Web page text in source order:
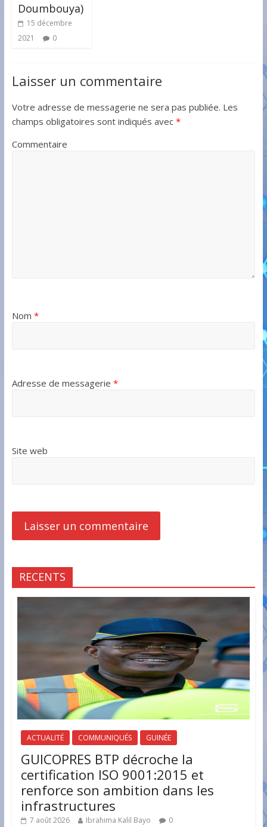
Doumbouya)
15 décembre
2021
0
Laisser un commentaire
Votre adresse de messagerie ne sera pas publiée. Les
champs obligatoires sont indiqués avec *
Commentaire
Nom *
Adresse de messagerie *
Site web
RECENTS
ACTUALITÉ COMMUNIQUÉS GUINÉE
GUICOPRES BTP décroche la
certification ISO 9001:2015 et
renforce son ambition dans les
infrastructures
7 août 2026 Ibrahima Kalil Bayo 0